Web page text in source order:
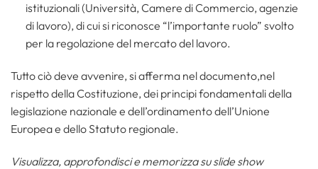
istituzionali (Università, Camere di Commercio, agenzie
di lavoro), di cui si riconosce “l’importante ruolo” svolto
per la regolazione del mercato del lavoro.
Tutto ciò deve avvenire, si afferma nel documento,nel
rispetto della Costituzione, dei principi fondamentali della
legislazione nazionale e dell’ordinamento dell’Unione
Europea e dello Statuto regionale.
Visualizza, approfondisci e memorizza su slide show